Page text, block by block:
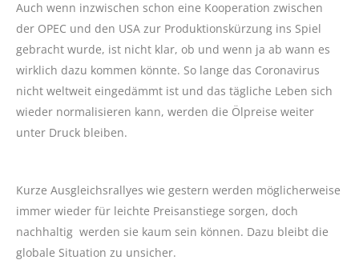
Auch wenn inzwischen schon eine Kooperation zwischen
der OPEC und den USA zur Produktionskürzung ins Spiel
gebracht wurde, ist nicht klar, ob und wenn ja ab wann es
wirklich dazu kommen könnte. So lange das Coronavirus
nicht weltweit eingedämmt ist und das tägliche Leben sich
wieder normalisieren kann, werden die Ölpreise weiter
unter Druck bleiben.
Kurze Ausgleichsrallyes wie gestern werden möglicherweise
immer wieder für leichte Preisanstiege sorgen, doch
nachhaltig werden sie kaum sein können. Dazu bleibt die
globale Situation zu unsicher.